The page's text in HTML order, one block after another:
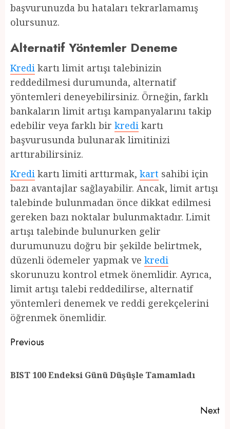
başvurunuzda bu hataları tekrarlamamış
olursunuz.
Alternatif Yöntemler Deneme
Kredi kartı limit artışı talebinizin
reddedilmesi durumunda, alternatif
yöntemleri deneyebilirsiniz. Örneğin, farklı
bankaların limit artışı kampanyalarını takip
edebilir veya farklı bir kredi kartı
başvurusunda bulunarak limitinizi
arttırabilirsiniz.
Kredi kartı limiti arttırmak, kart sahibi için
bazı avantajlar sağlayabilir. Ancak, limit artışı
talebinde bulunmadan önce dikkat edilmesi
gereken bazı noktalar bulunmaktadır. Limit
artışı talebinde bulunurken gelir
durumunuzu doğru bir şekilde belirtmek,
düzenli ödemeler yapmak ve kredi
skorunuzu kontrol etmek önemlidir. Ayrıca,
limit artışı talebi reddedilirse, alternatif
yöntemleri denemek ve reddi gerekçelerini
öğrenmek önemlidir.
Post
Previous
BIST 100 Endeksi Günü Düşüşle Tamamladı
Next